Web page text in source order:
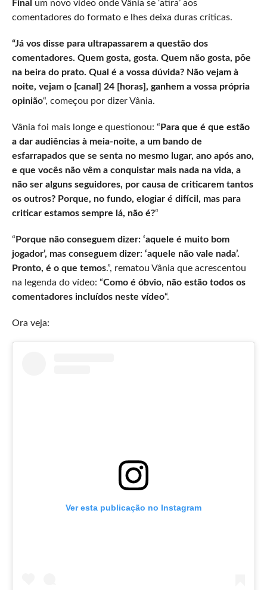
Final um novo vídeo onde Vânia se ‘atira’ aos
comentadores do formato e lhes deixa duras críticas.
“Já vos disse para ultrapassarem a questão dos
comentadores. Quem gosta, gosta. Quem não gosta, põe
na beira do prato. Qual é a vossa dúvida? Não vejam à
noite, vejam o [canal] 24 [horas], ganhem a vossa própria
opinião“, começou por dizer Vânia.
Vânia foi mais longe e questionou: “ Para que é que estão
a dar audiências à meia-noite, a um bando de
esfarrapados que se senta no mesmo lugar, ano após ano,
e que vocês não vêm a conquistar mais nada na vida, a
não ser alguns seguidores, por causa de criticarem tantos
os outros? Porque, no fundo, elogiar é difícil, mas para
criticar estamos sempre lá, não é?“
“ Porque não conseguem dizer: ‘aquele é muito bom
jogador’, mas conseguem dizer: ‘aquele não vale nada’.
Pronto, é o que temos.”, rematou Vânia que acrescentou
na legenda do vídeo: “Como é óbvio, não estão todos os
comentadores incluídos neste vídeo“.
Ora veja:
Ver esta publicação no Instagram